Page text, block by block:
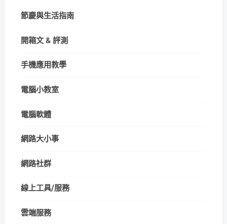
節慶與生活指南
開箱文 & 評測
手機應用教學
電腦小教室
電腦軟體
網路大小事
網路社群
線上工具/服務
雲端服務